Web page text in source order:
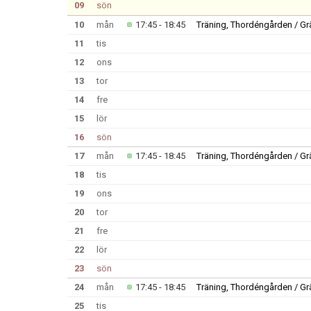
09
sön
10 mån 17:45 - 18:45
Träning, Thordéngården /
11
tis
12
ons
13
tor
14
fre
15
lör
16
sön
17 mån 17:45 - 18:45
Träning, Thordéngården /
18
tis
19
ons
20
tor
21
fre
22
lör
23
sön
24 mån 17:45 - 18:45
Träning, Thordéngården /
25
tis